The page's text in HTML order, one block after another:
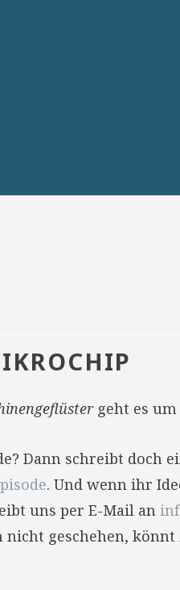
geht es
Dann schreibt doch
. Und wenn ihr
uns per E-Mail an
nicht geschehen,